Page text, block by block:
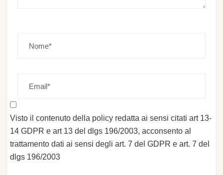
Visto il contenuto della policy redatta ai sensi citati art 13-
14 GDPR e art 13 del dlgs 196/2003, acconsento al
trattamento dati ai sensi degli art. 7 del GDPR e art. 7 del
dlgs 196/2003